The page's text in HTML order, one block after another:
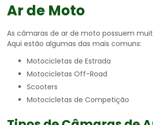
Ar de Moto
As câmaras de ar de moto possuem
Aqui estão algumas das mais comuns:
Motocicletas de Estrada
Motocicletas Off-Road
Scooters
Motocicletas de Competição